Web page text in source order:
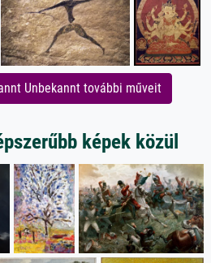
Unbekannt további műveit
képek közül